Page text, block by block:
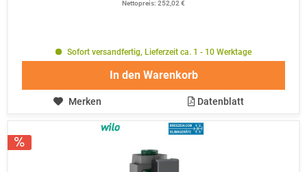
Nettopreis: 252,02 €
Sofort versandfertig, Lieferzeit ca. 1 - 10 Werktage
In den Warenkorb
Merken Datenblatt